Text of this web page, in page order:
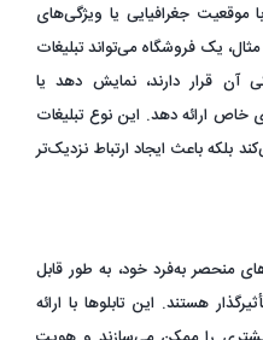
جغرافیایی یا ویژگی‌های
یک فروشگاه می‌تواند تبلیغات
آن قرار دارند، نمایش دهد یا
خاص ارائه دهد. این نوع تبلیغات
بلکه باعث ایجاد ارتباط نزدیک‌تر
منحصر به‌فرد خود، به طور قابل
هستند. این تابلوها با ارائه